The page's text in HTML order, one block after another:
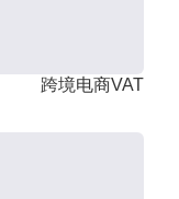
跨境电商VAT